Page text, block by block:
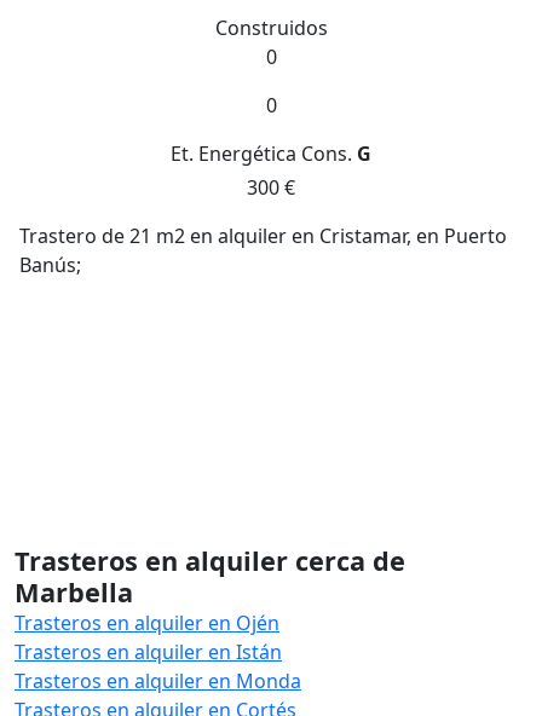
Construidos
0
0
Et. Energética Cons. G
300 €
Trastero de 21 m2 en alquiler en Cristamar, en Puerto
Banús;
Trasteros en alquiler cerca de
Marbella
Trasteros en alquiler en Ojén
Trasteros en alquiler en Istán
Trasteros en alquiler en Monda
Trasteros en alquiler en Cortés